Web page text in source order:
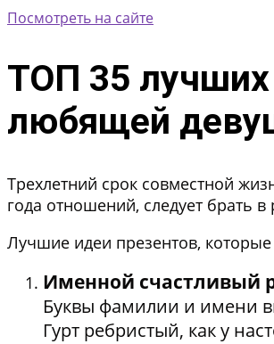
Посмотреть на сайте
ТОП 35 лучших
любящей
Трехлетний срок совместной
года отношений, следует брать
Лучшие идеи презентов,
Именной счастливый
Буквы фамилии и имени
Гурт ребристый, как у